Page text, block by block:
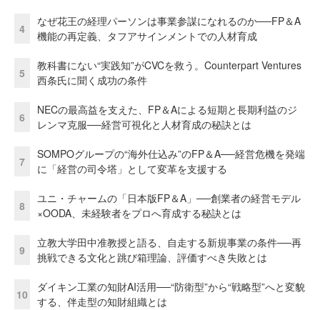
4
なぜ花王の経理パーソンは事業参謀になれるのか──FP＆A
機能の再定義、タフアサインメントでの人材育成
5
教科書にない“実践知”がCVCを救う。Counterpart Ventures
西条氏に聞く成功の条件
6
NECの最高益を支えた、FP＆Aによる短期と長期利益のジ
レンマ克服──経営可視化と人材育成の秘訣とは
7
SOMPOグループの“海外仕込み”のFP＆A──経営危機を発端
に「経営の司令塔」として変革を支援する
8
ユニ・チャームの「日本版FP＆A」──創業者の経営モデル
×OODA、未経験者をプロへ育成する秘訣とは
9
立教大学田中准教授と語る、自走する新規事業の条件──再
挑戦できる文化と跳び箱理論、評価すべき失敗とは
10
ダイキン工業の知財AI活用──“防衛型”から“戦略型”へと変貌
する、伴走型の知財組織とは